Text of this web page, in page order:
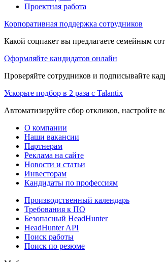
Проектная работа
Корпоративная поддержка сотрудников
Какой соцпакет вы предлагаете семейным
Оформляйте кандидатов онлайн
Проверяйте сотрудников и подписывайте
Ускорьте подбор в 2 раза с Talantix
Автоматизируйте сбор откликов, настройте
О компании
Наши вакансии
Партнерам
Реклама на сайте
Новости и статьи
Инвесторам
Кандидаты по профессиям
Производственный календарь
Требования к ПО
Безопасный HeadHunter
HeadHunter API
Поиск работы
Поиск по резюме